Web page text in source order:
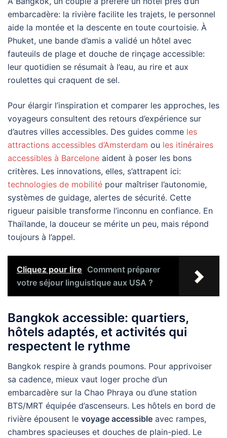
embarcadère: la rivière facilite les trajets, le personnel
aide la montée et la descente en toute courtoisie. À
Phuket, une bande d’amis a validé un hôtel avec
fauteuils de plage et douche de rinçage accessible:
leur quotidien se résumait à l’eau, au rire et aux
roulettes qui craquent de sel.
Pour élargir l’inspiration et comparer les approches, les
voyageurs consultent des retours d’expérience sur
d’autres villes accessibles. Des guides comme les
attractions accessibles d’Amsterdam ou les itinéraires
accessibles à Barcelone aident à poser les bons
critères. Les innovations, elles, s’attrapent ici:
technologies de mobilité pour maîtriser l’autonomie,
systèmes de guidage, alertes de sécurité. Cette
rigueur paisible transforme l’inconnu en confiance. En
Thaïlande, la douceur se mérite un peu, mais répond
toujours à l’appel.
Cliquez pour lire Comment préparer
votre séjour linguistique aux USA ?
Bangkok accessible: quartiers,
hôtels adaptés, et activités qui
respectent le rythme
Bangkok respire à grands poumons. Pour apprivoiser
sa cadence, mieux vaut loger proche d’un
embarcadère sur la Chao Phraya ou d’une station
BTS/MRT équipée d’ascenseurs. Les hôtels en bord de
rivière épousent le voyage accessible avec rampes,
chambres spacieuses et douches de plain-pied. Le